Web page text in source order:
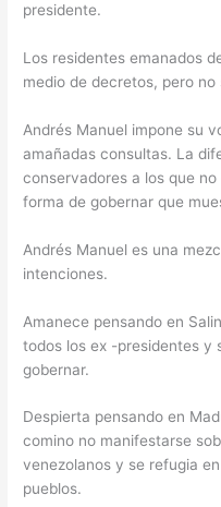
presidente.
Los residentes emanados
medio de decretos, pero
Andrés Manuel impone su
amañadas consultas. La
conservadores a los que
forma de gobernar que
Andrés Manuel es una
intenciones.
Amanece pensando en
todos los ex -presidentes y
gobernar.
Despierta pensando en
comino no manifestarse
venezolanos y se refugia
pueblos.